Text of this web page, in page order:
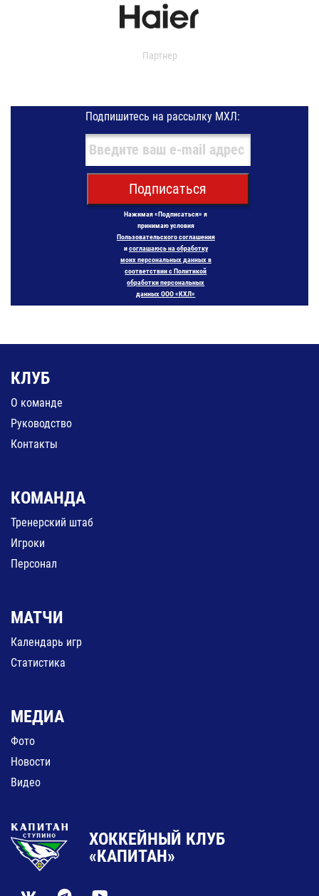
Партнер
Подпишитесь на рассылку МХЛ:
Подписаться
Нажимая «Подписаться» я
принимаю условия
Пользовательского соглашения
исоглашаюсь на обработку
моих персональных данных в
соответствии с Политикой
обработки персональных
данных ООО «КХЛ»
КЛУБ
О команде
Руководство
Контакты
КОМАНДА
Тренерский штаб
Игроки
Персонал
МАТЧИ
Календарь игр
Статистика
МЕДИА
Фото
Новости
Видео
ХОККЕЙНЫЙ КЛУБ
«КАПИТАН»